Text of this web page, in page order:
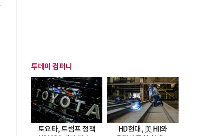
투데이 컴퍼니
토요타, 트럼프 정책
HD현대, 美 HII와